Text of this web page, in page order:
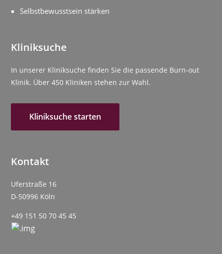
Selbstbewusstsein stärken
Kliniksuche
In unserer Kliniksuche finden Sie die passende Burn-out
Klinik. Über 450 Kliniken stehen zur Wahl.
Kliniksuche starten
Kontakt
Uferstraße 16
D-50996 Köln
+49 151 50 70 45 45